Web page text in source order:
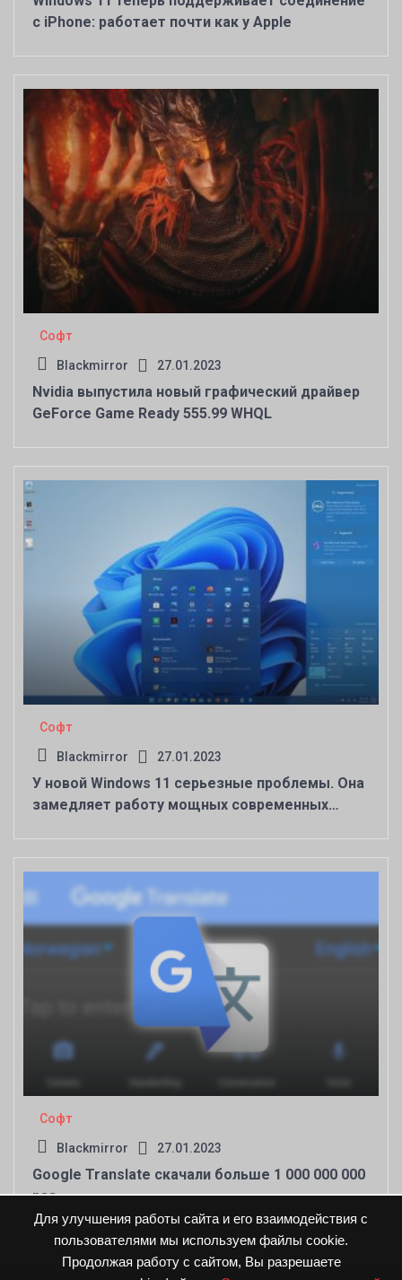
Для улучшения работы сайта и его взаимодействия с
пользователями мы используем файлы cookie.
Продолжая работу с сайтом, Вы разрешаете
с iPhone: работает почти как у Apple
Софт
Blackmirror 27.01.2023
Nvidia выпустила новый графический драйвер
GeForce Game Ready 555.99 WHQL
Софт
Blackmirror 27.01.2023
У новой Windows 11 серьезные проблемы. Она
замедляет работу мощных современных
Софт
Blackmirror 27.01.2023
Google Translate скачали больше 1 000 000 000
раз